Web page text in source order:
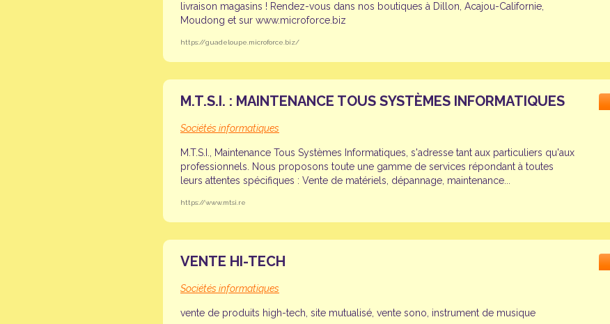
livraison magasins ! Rendez-vous dans nos boutiques à Dillon, Acajou-Californie,
Moudong et sur www.microforce.biz
https://guadeloupe.microforce.biz/
M.T.S.I. : MAINTENANCE TOUS SYSTÈMES INFORMATIQUES
Sociétés informatiques
M.T.S.I., Maintenance Tous Systèmes Informatiques, s'adresse tant aux particuliers qu'aux
professionnels. Nous proposons toute une gamme de services répondant à toutes
leurs attentes spécifiques : Vente de matériels, dépannage, maintenance...
https://www.mtsi.re
VENTE HI-TECH
Sociétés informatiques
vente de produits high-tech, site mutualisé, vente sono, instrument de musique